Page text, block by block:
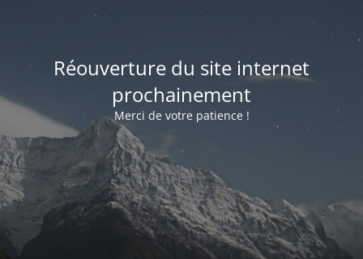
Réouverture du site internet
prochainement
Merci de votre patience !